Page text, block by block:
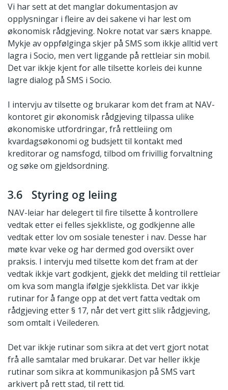
Vi har sett at det manglar dokumentasjon av
opplysningar i fleire av dei sakene vi har lest om
økonomisk rådgjeving. Nokre notat var særs knappe.
Mykje av oppfølginga skjer på SMS som ikkje alltid vert
lagra i Socio, men vert liggande på rettleiar sin mobil.
Det var ikkje kjent for alle tilsette korleis dei kunne
lagre dialog på SMS i Socio.
I intervju av tilsette og brukarar kom det fram at NAV-
kontoret gir økonomisk rådgjeving tilpassa ulike
økonomiske utfordringar, frå rettleiing om
kvardagsøkonomi og budsjett til kontakt med
kreditorar og namsfogd, tilbod om frivillig forvaltning
og søke om gjeldsordning.
3.6 Styring og leiing
NAV-leiar har delegert til fire tilsette å kontrollere
vedtak etter ei felles sjekkliste, og godkjenne alle
vedtak etter lov om sosiale tenester i nav. Desse har
møte kvar veke og har dermed god oversikt over
praksis. I intervju med tilsette kom det fram at der
vedtak ikkje vart godkjent, gjekk det melding til rettleiar
om kva som mangla ifølgje sjekklista. Det var ikkje
rutinar for å fange opp at det vert fatta vedtak om
rådgjeving etter § 17, når det vert gitt slik rådgjeving,
som omtalt i Veilederen.
Det var ikkje rutinar som sikra at det vert gjort notat
frå alle samtalar med brukarar. Det var heller ikkje
rutinar som sikra at kommunikasjon på SMS vart
arkivert på rett stad, til rett tid.